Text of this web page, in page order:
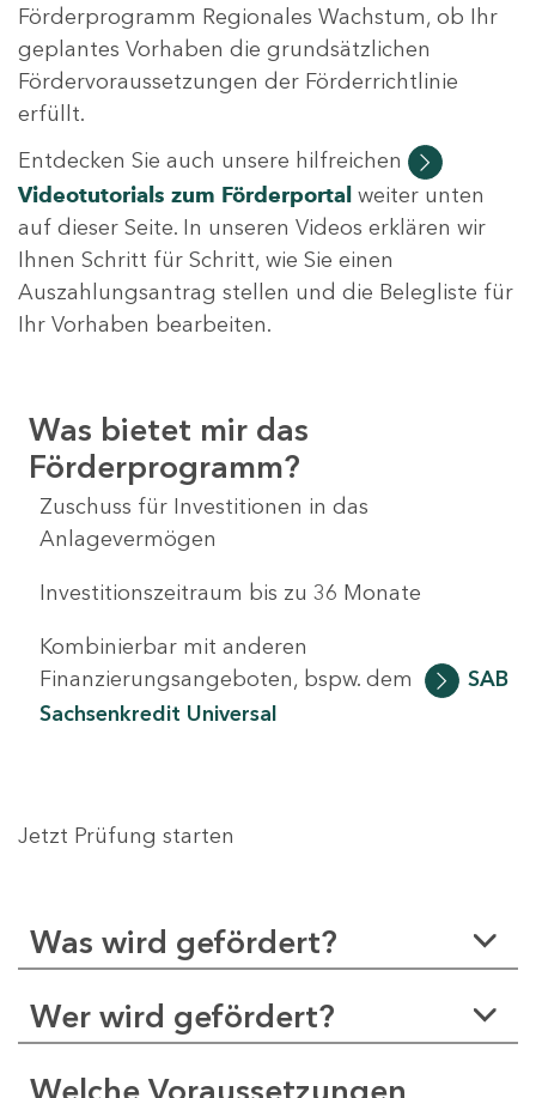
Förderprogramm Regionales Wachstum, ob Ihr
geplantes Vorhaben die grundsätzlichen
Fördervoraussetzungen der Förderrichtlinie
erfüllt.
Entdecken Sie auch unsere hilfreichen
Videotutorials zum Förderportal weiter unten
auf dieser Seite. In unseren Videos erklären wir
Ihnen Schritt für Schritt, wie Sie einen
Auszahlungsantrag stellen und die Belegliste für
Ihr Vorhaben bearbeiten.
Was bietet mir das
Förderprogramm?
Zuschuss für Investitionen in das
Anlagevermögen
Investitionszeitraum bis zu 36 Monate
Kombinierbar mit anderen
Finanzierungsangeboten, bspw. dem
SAB
Sachsenkredit Universal
Jetzt Prüfung starten
Was wird gefördert?
Wer wird gefördert?
Welche Voraussetzungen